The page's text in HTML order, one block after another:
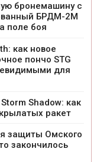
бронемашину с
БРДМ-2М
поле боя
как новое
пончо STG
для
Shadow: как
ракет
защиты Омского
закончилось